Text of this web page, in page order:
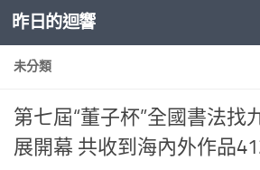
Skip to content
昨日的迴響
未分類
第七屆“董子杯”全國書法找
展開幕 共收到海內外作品